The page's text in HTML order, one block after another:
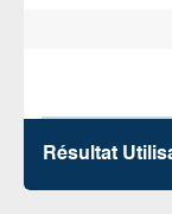
Résultat